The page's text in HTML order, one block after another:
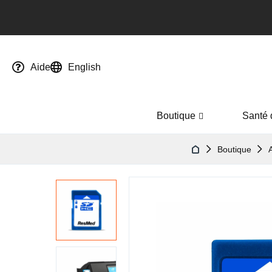
Aide English
Boutique Santé
Boutique
Passer
de